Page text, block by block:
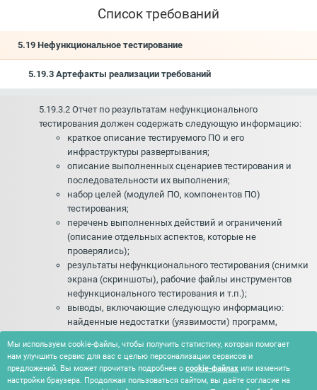
Список требований
5.19 Нефункциональное тестирование
5.19.3 Артефакты реализации требований
5.19.3.2 Отчет по результатам нефункционального
тестирования должен содержать следующую информацию:
краткое описание тестируемого ПО и его
инфраструктуры развертывания;
описание выполненных сценариев тестирования и
последовательности их выполнения;
набор целей (модулей ПО, компонентов ПО)
тестирования;
перечень выполненных действий и ограничений
(описание отдельных аспектов, которые не
проверялись);
результаты нефункционального тестирования (снимки
экрана (скриншоты), рабочие файлы инструментов
нефункционального тестирования и т.п.);
выводы, включающие следующую информацию:
найденные недостатки (уязвимости) программ,
опасности уязвимостей, описание возможных
последствий эксплуатации уязвимостей,
рекомендации по устранению найденных
Мы используем cookie-файлы, чтобы получить статистику, которая помогает
нам улучшить сервис для вас с целью персонализации сервисов и
предложений. Вы может прочитать подробнее о cookie-файлах или изменить
настройки браузера. Продолжая пользоваться сайтом, вы даёте согласие на